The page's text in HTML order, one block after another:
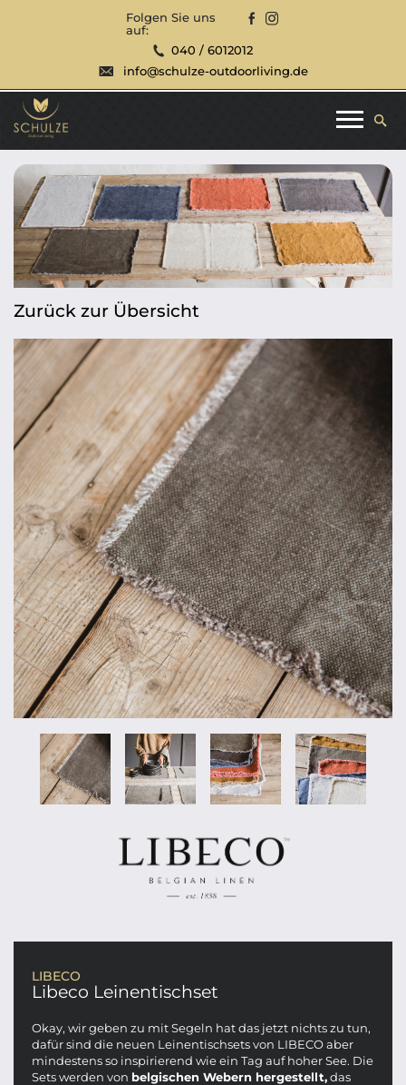
Folgen Sie uns
auf:
040 / 6012012
info@schulze-outdoorliving.de
Zurück zur Übersicht
LIBECO
Libeco Leinentischset
Okay, wir geben zu mit Segeln hat das jetzt nichts zu tun,
dafür sind die neuen Leinentischsets von LIBECO aber
mindestens so inspirierend wie ein Tag auf hoher See. Die
Sets werden von belgischen Webern hergestellt,das